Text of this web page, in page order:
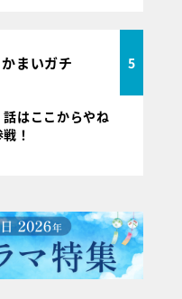
かまいガチ 5
はここからやね
！